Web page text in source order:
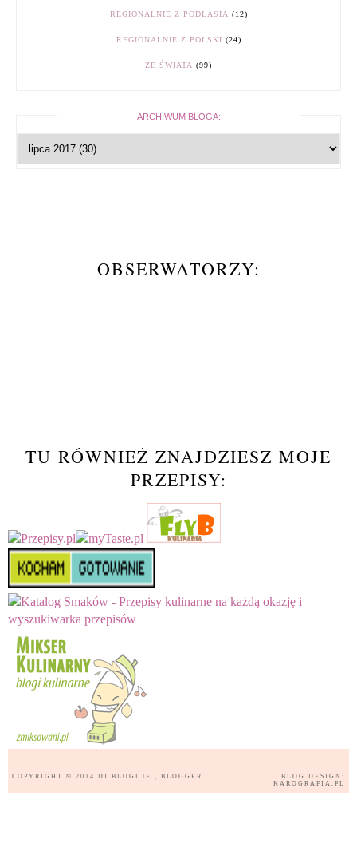
REGIONALNIE Z PODLASIA (12)
REGIONALNIE Z POLSKI (24)
ZE ŚWIATA (99)
ARCHIWUM BLOGA:
OBSERWATORZY:
TU RÓWNIEŻ ZNAJDZIESZ MOJE
PRZEPISY:
COPYRIGHT © 2014 DI BLOGUJE , BLOGGER
BLOG DESIGN:
KAROGRAFIA.PL